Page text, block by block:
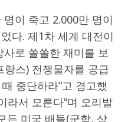
이 죽고 2.000만 명이
다. 제1차 세계 대전이
로 쏠쏠한 재미를 보
스) 전쟁물자를 공급
중단하라”고 경고했
라서 모른다”며 오리발
든 미국 배들(군함, 상